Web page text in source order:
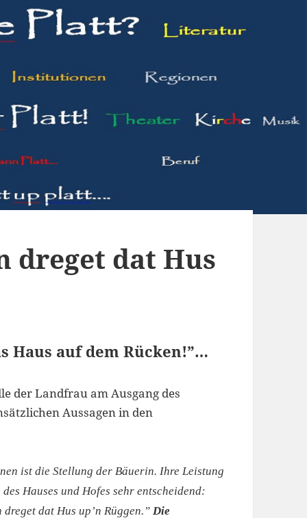
dreget dat Hus
Haus auf dem Rücken!”…
der Landfrau am Ausgang des
Aussagen in den
ist die Stellung der Bäuerin. Ihre Leistung
Hauses und Hofes sehr entscheidend:
dreget dat Hus up’n Rüggen.” Die